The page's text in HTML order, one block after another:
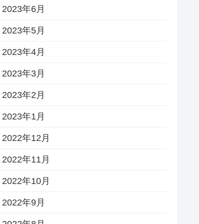
2023年6月
2023年5月
2023年4月
2023年3月
2023年2月
2023年1月
2022年12月
2022年11月
2022年10月
2022年9月